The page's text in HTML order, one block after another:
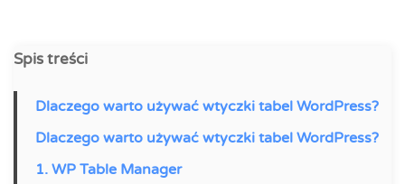
Spis treści
Dlaczego warto używać wtyczki tabel WordPress?
Dlaczego warto używać wtyczki tabel WordPress?
1. WP Table Manager